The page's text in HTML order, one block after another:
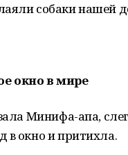
собаки нашей
окно в мире
Минифа-апа,
в окно и притихла.